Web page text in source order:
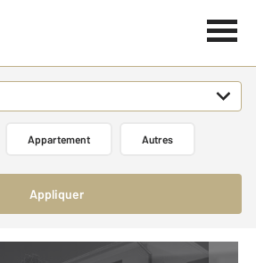
Appartement Autres
Appliquer